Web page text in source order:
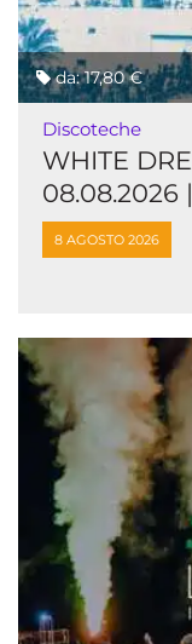
da: 17,80 €
Discoteche
WHITE
08.08.2026
8 AGOSTO 2026